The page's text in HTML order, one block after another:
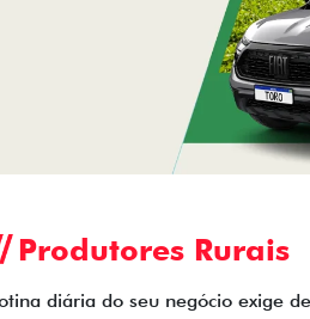
Produtores Rurais
diária do seu negócio exige